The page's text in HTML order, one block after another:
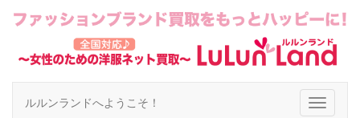
ルルンランドへようこそ！